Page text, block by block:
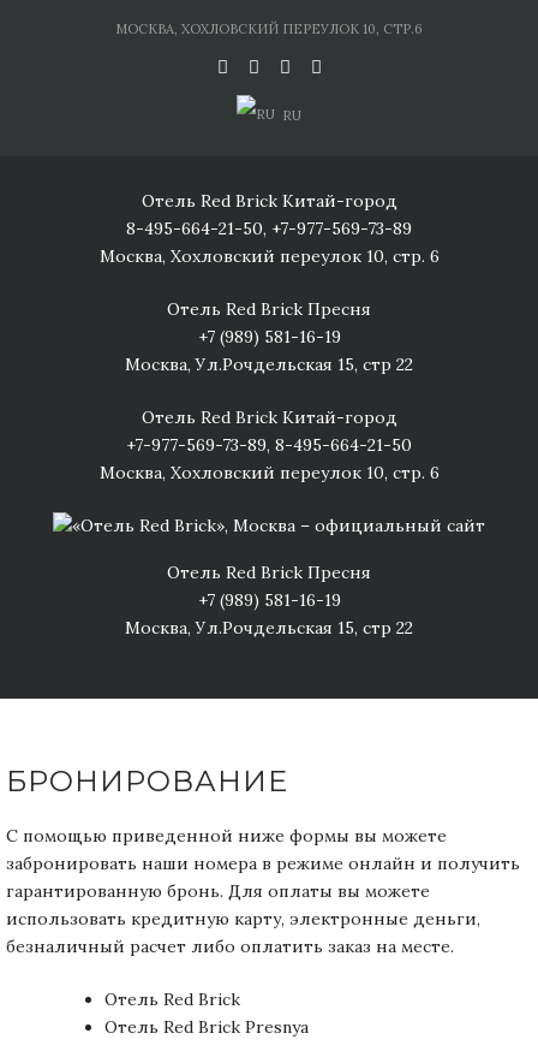
МОСКВА, ХОХЛОВСКИЙ ПЕРЕУЛОК 10, СТР.6
RU
Отель Red Brick Китай-город
8-495-664-21-50, +7-977-569-73-89
Москва, Хохловский переулок 10, стр. 6
Отель Red Brick Пресня
+7 (989) 581-16-19
Москва, Ул.Рочдельская 15, стр 22
Отель Red Brick Китай-город
+7-977-569-73-89, 8-495-664-21-50
Москва, Хохловский переулок 10, стр. 6
Отель Red Brick Пресня
+7 (989) 581-16-19
Москва, Ул.Рочдельская 15, стр 22
БРОНИРОВАНИЕ
С помощью приведенной ниже формы вы можете
забронировать наши номера в режиме онлайн и получить
гарантированную бронь. Для оплаты вы можете
использовать кредитную карту, электронные деньги,
безналичный расчет либо оплатить заказ на месте.
Отель Red Brick
Отель Red Brick Presnya